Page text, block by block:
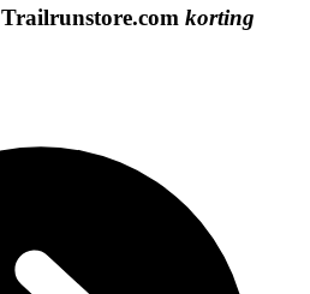
Trailrunstore.com korting